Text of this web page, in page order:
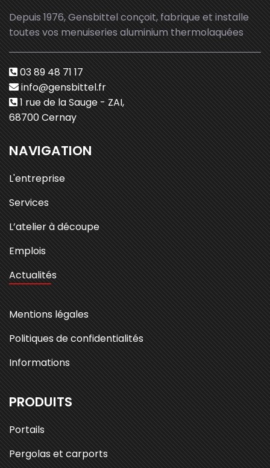
Depuis 1976, Gensbittel conçoit, fabrique et installe
toutes vos menuiseries aluminium thermolaquées
03 89 48 71 17
info@gensbittel.fr
1 rue de la Sauge - ZAI,
68700 Cernay
NAVIGATION
L'entreprise
Services
L’atelier à découpe
Emplois
Actualités
Mentions légales
Politiques de confidentialités
Informations
PRODUITS
Portails
Pergolas et carports